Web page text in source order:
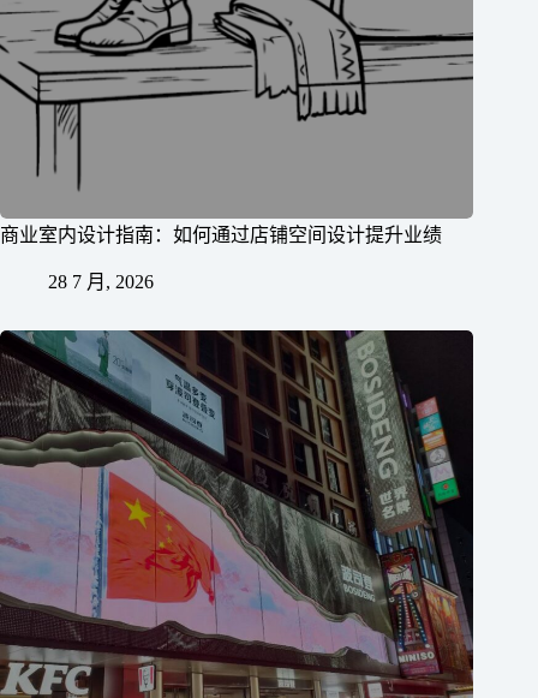
商业室内设计指南：如何通过店铺空间设计提升业绩
28 7 月, 2026